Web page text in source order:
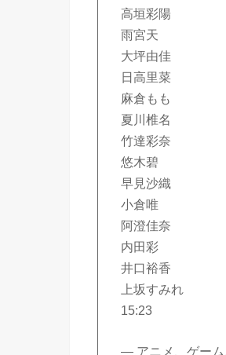
高垣彩陽
雨宮天
大坪由佳
日高里菜
麻倉もも
夏川椎名
竹達彩奈
悠木碧
早見沙織
小倉唯
阿澄佳奈
内田彩
井口裕香
上坂すみれ
15:23
— アニメ、ゲーム